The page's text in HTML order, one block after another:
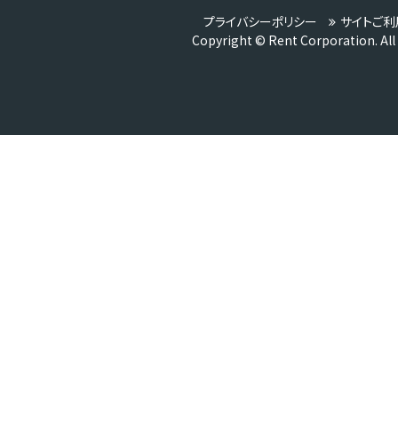
プライバシーポリシー
サイトご
Copyright © Rent Corporation. All